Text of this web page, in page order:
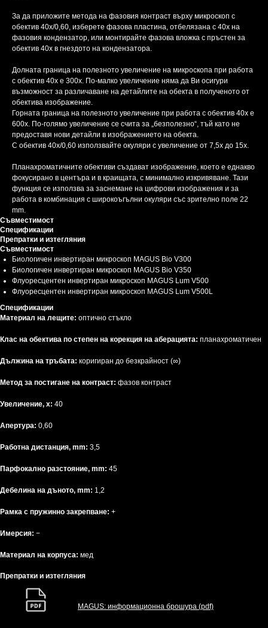
За да приложите метода на фазовия контраст върху микроскоп с
обектив 40x/0,60, изберете фазова пластина, отбелязана с 40x на
фазовия кондензатор, или монтирайте фазова вложка с пръстен за
обектив 40x в гнездото на кондензатора.
Долната граница на полезното увеличение на микроскопа при работа
с обектив 40х е 300x. По-малко увеличение няма да Ви осигури
възможност за различаване на детайлите на обекта в полученото от
обектива изображение.
Горната граница на полезното увеличение при работа с обектив 40х е
600x. По-голямо увеличение се счита за „безполезно“, тъй като не
предоставя нови детайли в изображението на обекта.
С обектив 40x/0,60 използвайте окуляри с увеличение от 7,5x до 15x.
Планахроматичните обективи създават изображение, което е еднакво
фокусирано в центъра и в краищата, с минимално изкривяване. Тази
функция се използва за заснемане на цифрови изображения и за
работа в комбинация с широкоъгълни окуляри със зрително поле 22
mm.
Съвместимост
Спецификации
Препратки и изтегляния
Съвместимост
Биологичен инвертиран микроскоп MAGUS Bio V300
Биологичен инвертиран микроскоп MAGUS Bio V350
Флуоресцентен инвертиран микроскоп MAGUS Lum V500
Флуоресцентен инвертиран микроскоп MAGUS Lum V500L
Спецификации
Материал на лещите: оптично стъкло
Клас на обектива по степен на корекция на аберацията: планахроматичен
Дължина на тръбата: коригиран до безкрайност (∞)
Метод за постигане на контраст: фазов контраст
Увеличение, x: 40
Апертура: 0,60
Работна дистанция, mm: 3,5
Парфокално разстояние, mm: 45
Дебелина на дъното, mm: 1,2
Рамка с пружинно закрепване: +
Имерсия: −
Материал на корпуса: мед
Препратки и изтегляния
MAGUS: информационна брошура (pdf)